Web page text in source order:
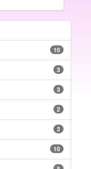
10
3
3
2
2
10